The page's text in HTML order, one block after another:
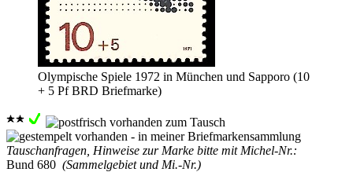
Olympische Spiele 1972 in München und Sapporo (10
+ 5 Pf BRD Briefmarke)
Tauschanfragen, Hinweise zur Marke bitte mit Michel-Nr.:
Bund 680 (Sammelgebiet und Mi.-Nr.)